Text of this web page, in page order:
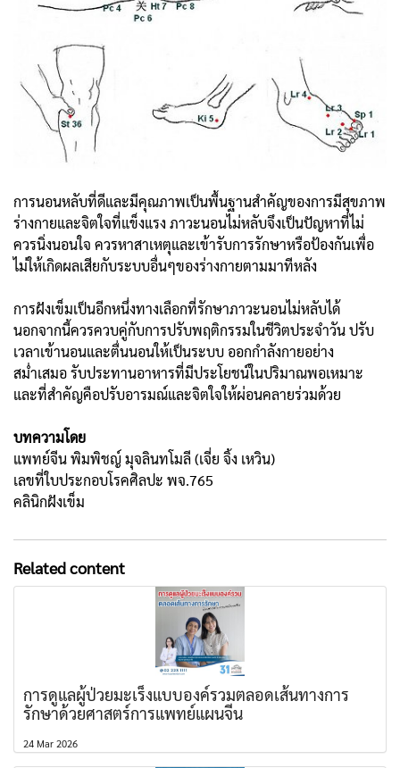
การนอนหลับที่ดีและมีคุณภาพเป็นพื้นฐานสำคัญของการมีสุขภาพ
ร่างกายและจิตใจที่แข็งแรง ภาวะนอนไม่หลับจึงเป็นปัญหาที่ไม่
ควรนิ่งนอนใจ ควรหาสาเหตุและเข้ารับการรักษาหรือป้องกันเพื่อ
ไม่ให้เกิดผลเสียกับระบบอื่นๆของร่างกายตามมาทีหลัง
การฝังเข็มเป็นอีกหนึ่งทางเลือกที่รักษาภาวะนอนไม่หลับได้
นอกจากนี้ควรควบคู่กับการปรับพฤติกรรมในชีวิตประจำวัน ปรับ
เวลาเข้านอนและตื่นนอนให้เป็นระบบ ออกกำลังกายอย่าง
สม่ำเสมอ รับประทานอาหารที่มีประโยชน์ในปริมาณพอเหมาะ
และที่สำคัญคือปรับอารมณ์และจิตใจให้ผ่อนคลายร่วมด้วย
บทความโดย
แพทย์จีน พิมพิชญ์ มุจลินทโมลี (เจี่ย จิ้ง เหวิน)
เลขที่ใบประกอบโรคศิลปะ พจ.765
คลินิกฝังเข็ม
Related content
การดูแลผู้ป่วยมะเร็งแบบองค์รวมตลอดเส้นทางการ
รักษาด้วยศาสตร์การแพทย์แผนจีน
24 Mar 2026